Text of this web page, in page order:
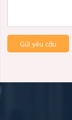
Gửi yêu cầu